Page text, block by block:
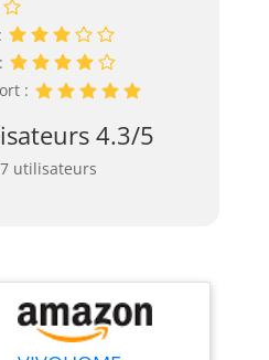
:
4.3/5
utilisateurs